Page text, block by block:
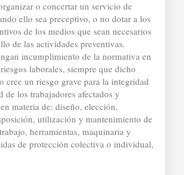
o concertar un servicio de
ello sea preceptivo, o no dotar a los
de los medios que sean necesarios
de las actividades preventivas.
incumplimiento de la normativa en
laborales, siempre que dicho
cree un riesgo grave para la integridad
de los trabajadores afectados y
materia de: diseño, elección,
utilización y mantenimiento de
herramientas, maquinaria y
de protección colectiva o individual,